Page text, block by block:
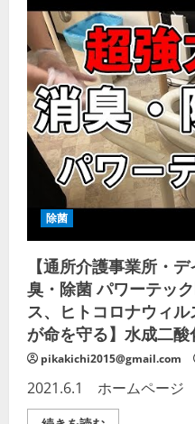
製
UV-
C
殺
菌
ラ
イ
ト
購
入】
部
屋
を
丸
ご
殺
し
新
型
コ
ロ
ナ
ウ
イ
ル
ス
99%
菌
除菌
【通所介護事業所・
臭・除菌 パワーテッ
ス、ヒトコロナウィル
が命を守る】水成二酸
pikakichi2015@gmail.com
2021.6.1 ホームページ